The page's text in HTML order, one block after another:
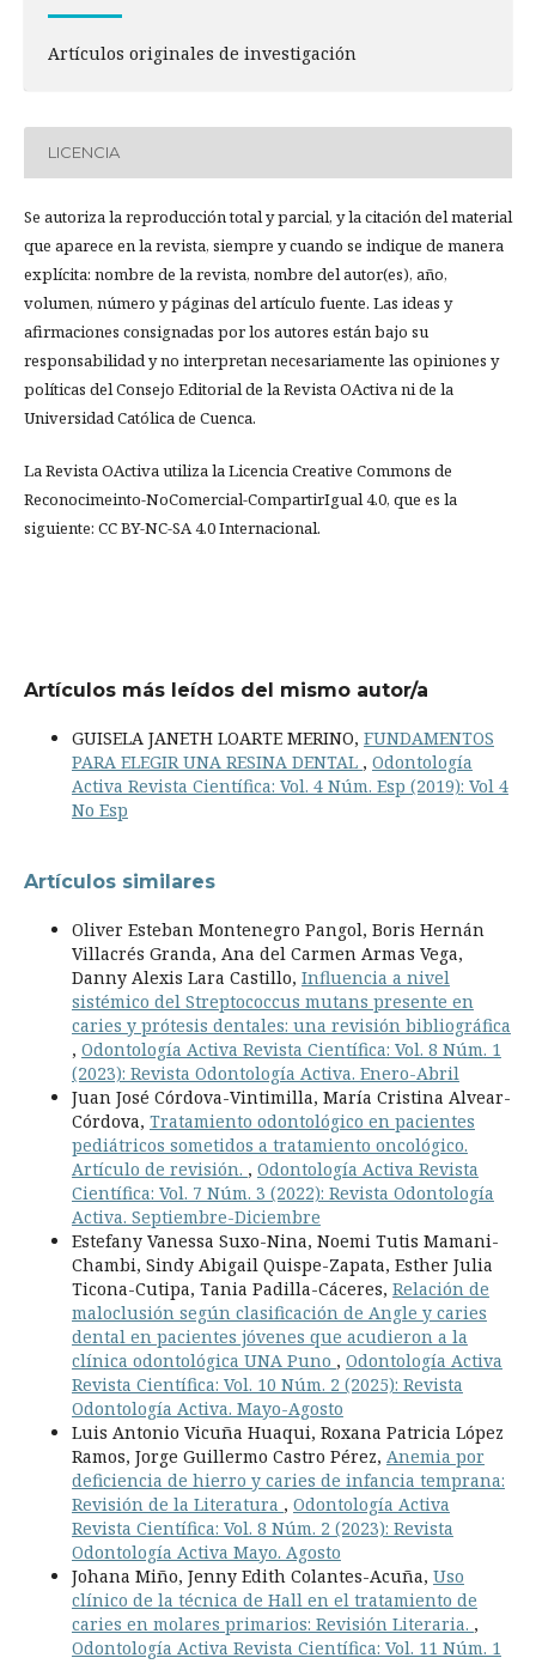
Artículos originales de investigación
LICENCIA
Se autoriza la reproducción total y parcial, y la citación del material
que aparece en la revista, siempre y cuando se indique de manera
explícita: nombre de la revista, nombre del autor(es), año,
volumen, número y páginas del artículo fuente. Las ideas y
afirmaciones consignadas por los autores están bajo su
responsabilidad y no interpretan necesariamente las opiniones y
políticas del Consejo Editorial de la Revista OActiva ni de la
Universidad Católica de Cuenca.
La Revista OActiva utiliza la Licencia Creative Commons de
Reconocimeinto-NoComercial-CompartirIgual 4.0, que es la
siguiente: CC BY-NC-SA 4.0 Internacional.
Artículos más leídos del mismo autor/a
GUISELA JANETH LOARTE MERINO, FUNDAMENTOS
PARA ELEGIR UNA RESINA DENTAL , Odontología
Activa Revista Científica: Vol. 4 Núm. Esp (2019): Vol 4
No Esp
Artículos similares
Oliver Esteban Montenegro Pangol, Boris Hernán
Villacrés Granda, Ana del Carmen Armas Vega,
Danny Alexis Lara Castillo, Influencia a nivel
sistémico del Streptococcus mutans presente en
caries y prótesis dentales: una revisión bibliográfica
, Odontología Activa Revista Científica: Vol. 8 Núm. 1
(2023): Revista Odontología Activa. Enero-Abril
Juan José Córdova-Vintimilla, María Cristina Alvear-
Córdova, Tratamiento odontológico en pacientes
pediátricos sometidos a tratamiento oncológico.
Artículo de revisión. , Odontología Activa Revista
Científica: Vol. 7 Núm. 3 (2022): Revista Odontología
Activa. Septiembre-Diciembre
Estefany Vanessa Suxo-Nina, Noemi Tutis Mamani-
Chambi, Sindy Abigail Quispe-Zapata, Esther Julia
Ticona-Cutipa, Tania Padilla-Cáceres, Relación de
maloclusión según clasificación de Angle y caries
dental en pacientes jóvenes que acudieron a la
clínica odontológica UNA Puno , Odontología Activa
Revista Científica: Vol. 10 Núm. 2 (2025): Revista
Odontología Activa. Mayo-Agosto
Luis Antonio Vicuña Huaqui, Roxana Patricia López
Ramos, Jorge Guillermo Castro Pérez, Anemia por
deficiencia de hierro y caries de infancia temprana:
Revisión de la Literatura , Odontología Activa
Revista Científica: Vol. 8 Núm. 2 (2023): Revista
Odontología Activa Mayo. Agosto
Johana Miño, Jenny Edith Colantes-Acuña, Uso
clínico de la técnica de Hall en el tratamiento de
caries en molares primarios: Revisión Literaria. ,
Odontología Activa Revista Científica: Vol. 11 Núm. 1